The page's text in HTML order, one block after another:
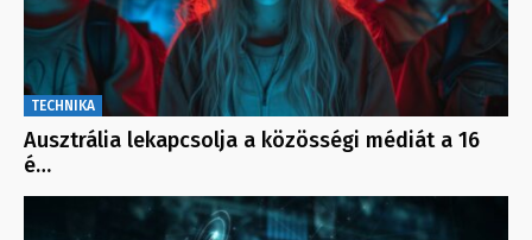
TECHNIKA
Ausztrália lekapcsolja a közösségi médiát a 16
é…